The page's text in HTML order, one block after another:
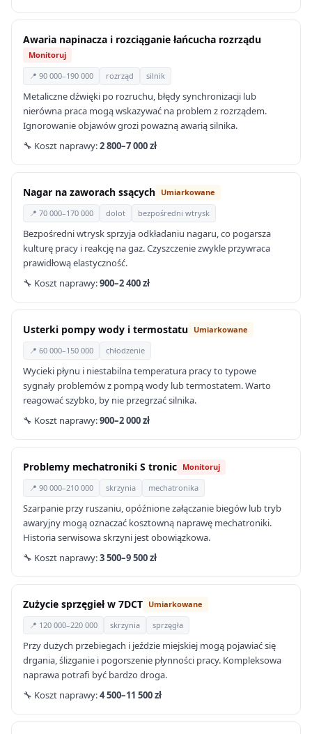
Awaria napinacza i rozciąganie łańcucha rozrządu
Monitoruj
📍 90 000–190 000
rozrząd silnik
Metaliczne dźwięki po rozruchu, błędy synchronizacji lub
nierówna praca mogą wskazywać na problem z rozrządem.
Ignorowanie objawów grozi poważną awarią silnika.
🔧 Koszt naprawy:2 800–7 000 zł
Nagar na zaworach ssących Umiarkowane
📍 70 000–170 000 dolot bezpośredni wtrysk
Bezpośredni wtrysk sprzyja odkładaniu nagaru, co pogarsza
kulturę pracy i reakcję na gaz. Czyszczenie zwykle przywraca
prawidłową elastyczność.
🔧 Koszt naprawy:900–2 400 zł
Usterki pompy wody i termostatu Umiarkowane
📍 60 000–150 000 chłodzenie
Wycieki płynu i niestabilna temperatura pracy to typowe
sygnały problemów z pompą wody lub termostatem. Warto
reagować szybko, by nie przegrzać silnika.
🔧 Koszt naprawy:900–2 000 zł
Problemy mechatroniki S tronic Monitoruj
📍 90 000–210 000 skrzynia mechatronika
Szarpanie przy ruszaniu, opóźnione załączanie biegów lub tryb
awaryjny mogą oznaczać kosztowną naprawę mechatroniki.
Historia serwisowa skrzyni jest obowiązkowa.
🔧 Koszt naprawy:3 500–9 500 zł
Zużycie sprzęgieł w 7DCT Umiarkowane
📍 120 000–220 000 skrzynia sprzęgła
Przy dużych przebiegach i jeździe miejskiej mogą pojawiać się
drgania, ślizganie i pogorszenie płynności pracy. Kompleksowa
naprawa potrafi być bardzo droga.
🔧 Koszt naprawy:4 500–11 500 zł